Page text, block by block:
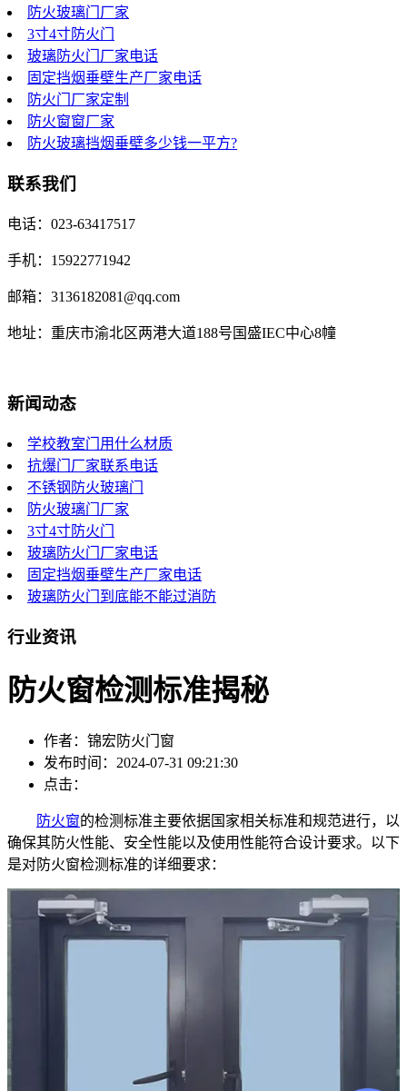
防火玻璃门厂家
3寸4寸防火门
玻璃防火门厂家电话
固定挡烟垂壁生产厂家电话
防火门厂家定制
防火窗窗厂家
防火玻璃挡烟垂壁多少钱一平方?
联系我们
电话：023-63417517
手机：15922771942
邮箱：3136182081@qq.com
地址：重庆市渝北区两港大道188号国盛IEC中心8幢
新闻动态
学校教室门用什么材质
抗爆门厂家联系电话
不锈钢防火玻璃门
防火玻璃门厂家
3寸4寸防火门
玻璃防火门厂家电话
固定挡烟垂壁生产厂家电话
玻璃防火门到底能不能过消防
行业资讯
防火窗检测标准揭秘
作者：锦宏防火门窗
发布时间：2024-07-31 09:21:30
点击：
防火窗的检测标准主要依据国家相关标准和规范进行，以
确保其防火性能、安全性能以及使用性能符合设计要求。以下
是对防火窗检测标准的详细要求：